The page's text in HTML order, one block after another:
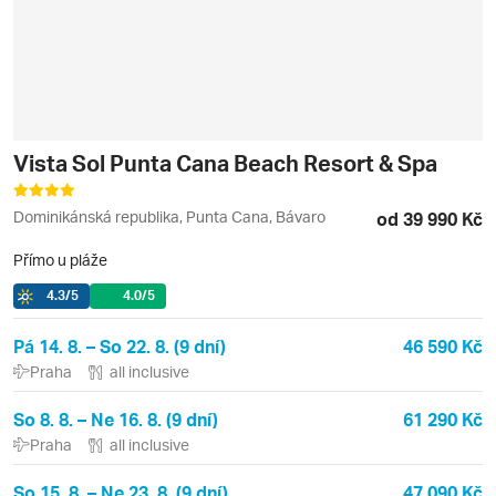
Vista Sol Punta Cana Beach Resort & Spa
Dominikánská republika, Punta Cana, Bávaro od 39 990 Kč
Přímo u pláže
4.3/5 4.0/5
Pá 14. 8. – So 22. 8. (9 dní) 46 590 Kč
Praha all inclusive
So 8. 8. – Ne 16. 8. (9 dní) 61 290 Kč
Praha all inclusive